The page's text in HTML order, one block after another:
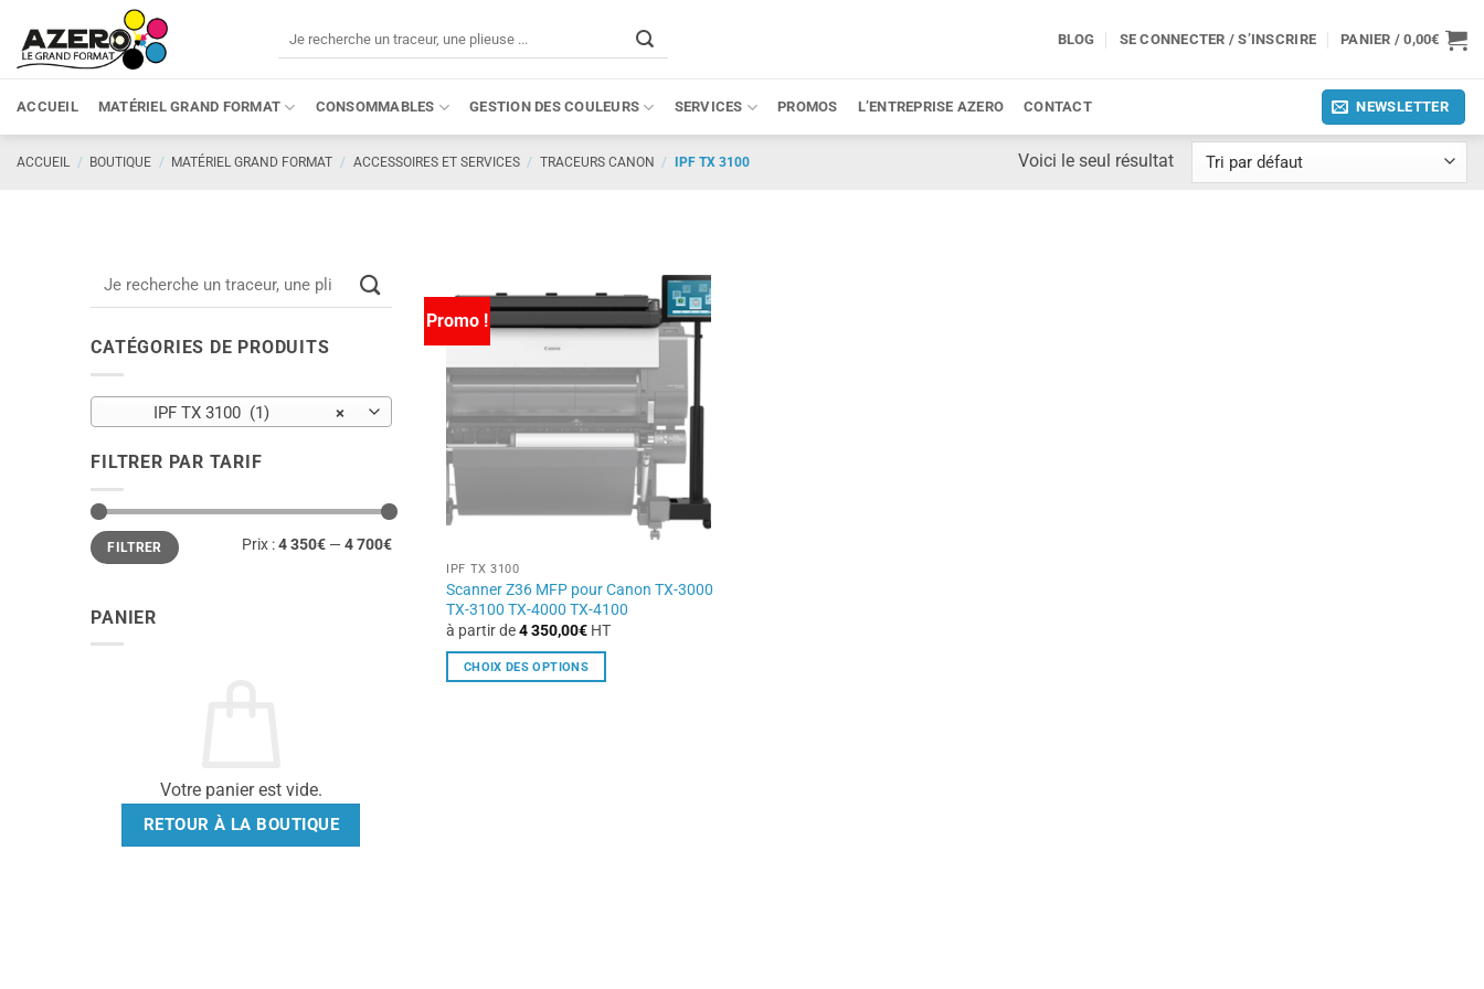
contenu
BLOG SE CONNECTER / S’INSCRIRE PANIER /0,00€
ACCUEIL MATÉRIEL GRAND FORMAT CONSOMMABLES GESTION DES COULEURS SERVICES PROMOS L’ENTREPRISE AZERO CONTACT NEWSLETTER
ACCUEIL / BOUTIQUE / MATÉRIEL GRAND FORMAT / ACCESSOIRES ET SERVICES / TRACEURS CANON / IPF TX 3100 Voici le seul résultat
Recherche
CATÉGORIES DE PRODUITS
×
IPF TX 3100 (1)
FILTRER PAR TARIF
Prix
min
Prix
maxFILTRER Prix :4 350€— 4 700€
PANIER
Votre panier est vide.
RETOUR À LA BOUTIQUE
Promo !
IPF TX 3100
Scanner Z36 MFP pour Canon TX-3000
TX-3100 TX-4000 TX-4100
à partir de4 350,00€ HT
CHOIX DES OPTIONS